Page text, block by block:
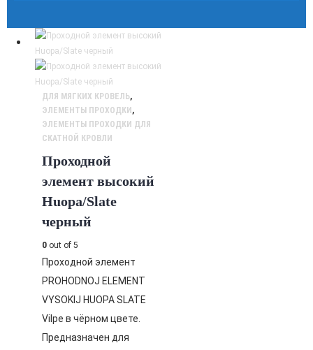
ДЛЯ МЯГКИХ КРОВЕЛЬ,
ЭЛЕМЕНТЫ ПРОХОДКИ ,
ЭЛЕМЕНТЫ ПРОХОДКИ ДЛЯ
СКАТНОЙ КРОВЛИ
Проходной
элемент высокий
Huopa/Slate
черный
0 out of 5
Проходной элемент
PROHODNOJ ELEMENT
VYSOKIJ HUOPA SLATE
Vilpe в чёрном цвете.
Предназначен для